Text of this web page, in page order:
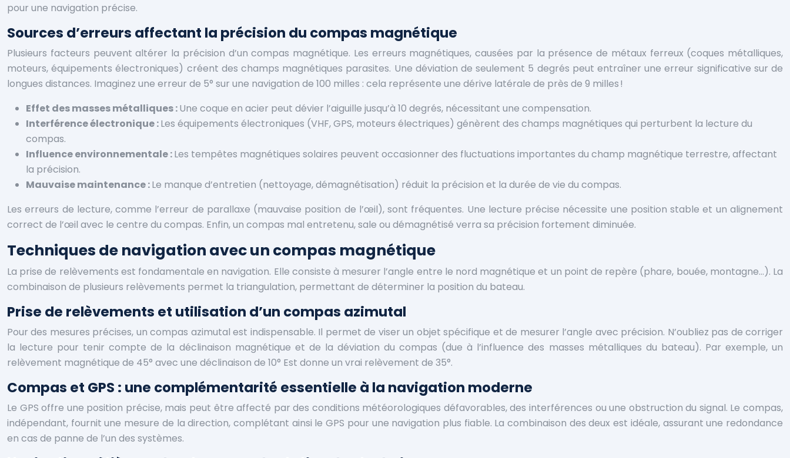
pour une navigation précise.
Sources d’erreurs affectant la précision du compas magnétique
Plusieurs facteurs peuvent altérer la précision d’un compas magnétique. Les erreurs magnétiques, causées par la présence de métaux ferreux (coques métalliques,
moteurs, équipements électroniques) créent des champs magnétiques parasites. Une déviation de seulement 5 degrés peut entraîner une erreur significative sur de
longues distances. Imaginez une erreur de 5° sur une navigation de 100 milles : cela représente une dérive latérale de près de 9 milles !
Effet des masses métalliques :Une coque en acier peut dévier l’aiguille jusqu’à 10 degrés, nécessitant une compensation.
Interférence électronique :Les équipements électroniques (VHF, GPS, moteurs électriques) génèrent des champs magnétiques qui perturbent la lecture du
compas.
Influence environnementale :Les tempêtes magnétiques solaires peuvent occasionner des fluctuations importantes du champ magnétique terrestre, affectant
la précision.
Mauvaise maintenance :Le manque d’entretien (nettoyage, démagnétisation) réduit la précision et la durée de vie du compas.
Les erreurs de lecture, comme l’erreur de parallaxe (mauvaise position de l’œil), sont fréquentes. Une lecture précise nécessite une position stable et un alignement
correct de l’œil avec le centre du compas. Enfin, un compas mal entretenu, sale ou démagnétisé verra sa précision fortement diminuée.
Techniques de navigation avec un compas magnétique
La prise de relèvements est fondamentale en navigation. Elle consiste à mesurer l’angle entre le nord magnétique et un point de repère (phare, bouée, montagne…). La
combinaison de plusieurs relèvements permet la triangulation, permettant de déterminer la position du bateau.
Prise de relèvements et utilisation d’un compas azimutal
Pour des mesures précises, un compas azimutal est indispensable. Il permet de viser un objet spécifique et de mesurer l’angle avec précision. N’oubliez pas de corriger
la lecture pour tenir compte de la déclinaison magnétique et de la déviation du compas (due à l’influence des masses métalliques du bateau). Par exemple, un
relèvement magnétique de 45° avec une déclinaison de 10° Est donne un vrai relèvement de 35°.
Compas et GPS : une complémentarité essentielle à la navigation moderne
Le GPS offre une position précise, mais peut être affecté par des conditions météorologiques défavorables, des interférences ou une obstruction du signal. Le compas,
indépendant, fournit une mesure de la direction, complétant ainsi le GPS pour une navigation plus fiable. La combinaison des deux est idéale, assurant une redondance
en cas de panne de l’un des systèmes.